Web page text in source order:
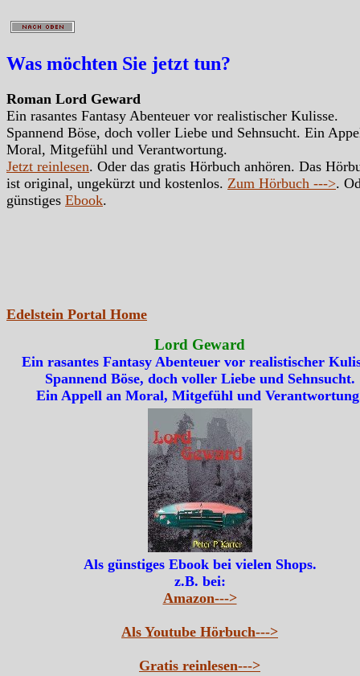
Was möchten Sie jetzt tun?
Roman Lord Geward
Ein rasantes Fantasy Abenteuer vor realistischer Kulisse.
Spannend Böse, doch voller Liebe und Sehnsucht. Ein
Moral, Mitgefühl und Verantwortung.
Jetzt reinlesen. Oder das gratis Hörbuch anhören. Das
ist original, ungekürzt und kostenlos. Zum Hörbuch --->.
günstiges Ebook.
Edelstein Portal Home
Lord Geward
Ein rasantes Fantasy Abenteuer vor realistischer
Spannend Böse, doch voller Liebe und Sehnsucht.
Ein Appell an Moral, Mitgefühl und
Als günstiges Ebook bei vielen Shops.
z.B. bei:
Amazon--->
Als Youtube Hörbuch--->
Gratis reinlesen--->